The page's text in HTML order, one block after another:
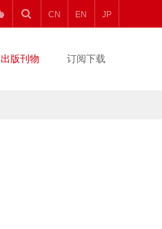
CN EN JP
出版刊物 订阅下载